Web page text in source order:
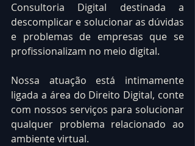
Consultoria Digital destinada a
descomplicar e solucionar as dúvidas
e problemas de empresas que se
profissionalizam no meio digital.
Nossa atuação está intimamente
ligada a área do Direito Digital, conte
com nossos serviços para solucionar
qualquer problema relacionado ao
ambiente virtual.